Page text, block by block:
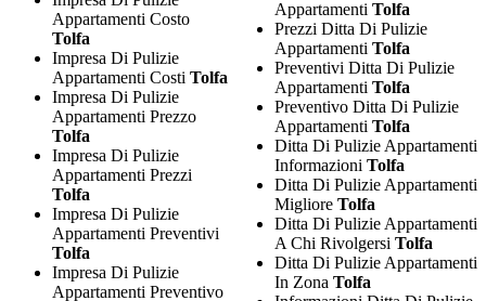
Appartamenti Costo
Tolfa
Impresa Di Pulizie
Appartamenti Costi Tolfa
Impresa Di Pulizie
Appartamenti Prezzo
Tolfa
Impresa Di Pulizie
Appartamenti Prezzi
Tolfa
Impresa Di Pulizie
Appartamenti Preventivi
Tolfa
Impresa Di Pulizie
Appartamenti Preventivo
Appartamenti Tolfa
Prezzi Ditta Di Pulizie
Appartamenti Tolfa
Preventivi Ditta Di Pulizie
Appartamenti Tolfa
Preventivo Ditta Di Pulizie
Appartamenti Tolfa
Ditta Di Pulizie Appartamenti
Informazioni Tolfa
Ditta Di Pulizie Appartamenti
Migliore Tolfa
Ditta Di Pulizie Appartamenti
A Chi Rivolgersi Tolfa
Ditta Di Pulizie Appartamenti
In Zona Tolfa